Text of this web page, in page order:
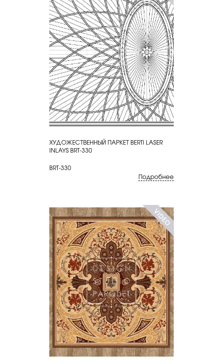
КУПИТЬ
ХУДОЖЕСТВЕННЫЙ ПАРКЕТ BERTI LASER
INLAYS BRT-330
BRT-330
Подробнее